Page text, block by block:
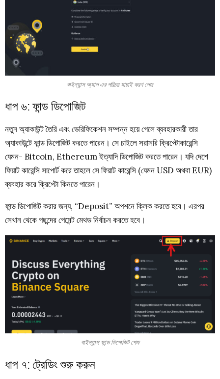
বাইন্যান্স অ্যাপ এর পরিচয় যাচাই করণ পেজ
ধাপ ৬: ফান্ড ডিপোজিট
নতুন অ্যাকাউন্ট তৈরি এবং ভেরিফিকেশন সম্পন্ন হয়ে গেলে ব্যবহারকারী তার
অ্যাকাউন্টে ফান্ড ডিপোজিট করতে পারেন। সে চাইলে সরাসরি ক্রিপ্টোকারেন্সি
যেমন- Bitcoin, Ethereum ইত্যাদি ডিপোজিট করতে পারেন। যদি দেশে
ফিয়াট কারেন্সি সাপোর্ট করে তাহলে সে ফিয়াট কারেন্সি (যেমন USD অথবা EUR)
ব্যবহার করে ক্রিপ্টো কিনতে পারেন।
ফান্ড ডিপোজিট করার জন্য, “Deposit” অপশনে ক্লিক করতে হবে। এরপর
সেখান থেকে পছন্দের পেমেন্ট মেথড নির্বাচন করতে হবে।
বাইন্যান্স ফান্ড ডিপোজিট পেজ
ধাপ ৭: ট্রেডিং শুরু করুন